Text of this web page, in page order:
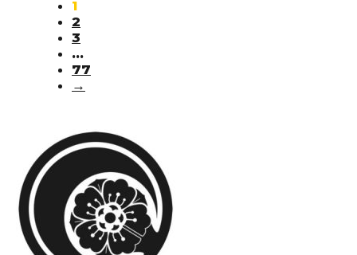
1
2
3
…
77
→